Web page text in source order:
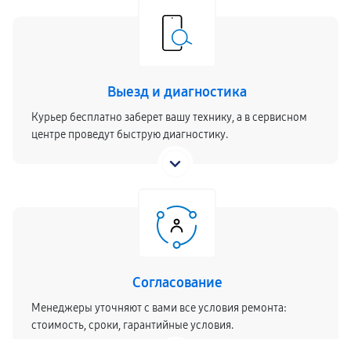
Выезд и диагностика
Курьер бесплатно заберет вашу технику, а в сервисном
центре проведут быструю диагностику.
Согласование
Менеджеры уточняют с вами все условия ремонта:
стоимость, сроки, гарантийные условия.